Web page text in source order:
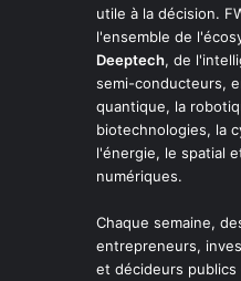
utile à la décision.
l'ensemble de
Deeptech, de
semi-conducteurs,
quantique, la
biotechnologies, la
l'énergie, le spatial
numériques.
Chaque semaine,
entrepreneurs,
et décideurs